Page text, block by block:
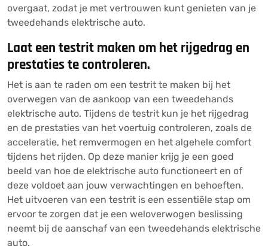
overgaat, zodat je met vertrouwen kunt genieten van je
tweedehands elektrische auto.
Laat een testrit maken om het rijgedrag en
prestaties te controleren.
Het is aan te raden om een testrit te maken bij het
overwegen van de aankoop van een tweedehands
elektrische auto. Tijdens de testrit kun je het rijgedrag
en de prestaties van het voertuig controleren, zoals de
acceleratie, het remvermogen en het algehele comfort
tijdens het rijden. Op deze manier krijg je een goed
beeld van hoe de elektrische auto functioneert en of
deze voldoet aan jouw verwachtingen en behoeften.
Het uitvoeren van een testrit is een essentiële stap om
ervoor te zorgen dat je een weloverwogen beslissing
neemt bij de aanschaf van een tweedehands elektrische
auto.